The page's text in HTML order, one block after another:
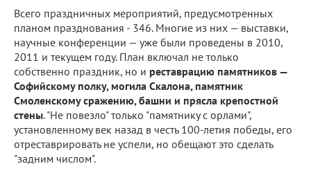
Всего праздничных мероприятий, предусмотренных
планом празднования - 346. Многие из них — выставки,
научные конференции — уже были проведены в 2010,
2011 и текущем году. План включал не только
собственно праздник, но и реставрацию памятников —
Софийскому полку, могила Скалона, памятник
Смоленскому сражению, башни и прясла крепостной
стены. "Не повезло" только "памятнику с орлами",
установленному век назад в честь 100-летия победы, его
отреставрировать не успели, но обещают это сделать
"задним числом".